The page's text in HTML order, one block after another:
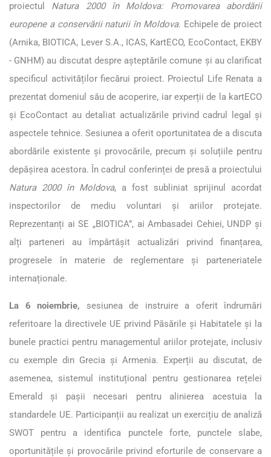
proiectul Natura 2000 în Moldova: Promovarea abordării
europene a conservării naturii în Moldova. Echipele de proiect
(Arnika, BIOTICA, Lever S.A., ICAS, KartECO, EcoContact, EKBY
- GNHM) au discutat despre așteptările comune și au clarificat
specificul activităților fiecărui proiect. Proiectul Life Renata a
prezentat domeniul său de acoperire, iar experții de la kartECO
și EcoContact au detaliat actualizările privind cadrul legal și
aspectele tehnice. Sesiunea a oferit oportunitatea de a discuta
abordările existente și provocările, precum și soluțiile pentru
depășirea acestora. În cadrul conferinței de presă a proiectului
Natura 2000 în Moldova, a fost subliniat sprijinul acordat
inspectorilor de mediu voluntari și ariilor protejate.
Reprezentanți ai SE „BIOTICA”, ai Ambasadei Cehiei, UNDP și
alți parteneri au împărtășit actualizări privind finanțarea,
progresele în materie de reglementare și parteneriatele
internaționale.
La 6 noiembrie, sesiunea de instruire a oferit îndrumări
referitoare la directivele UE privind Păsările și Habitatele și la
bunele practici pentru managementul ariilor protejate, inclusiv
cu exemple din Grecia și Armenia. Experții au discutat, de
asemenea, sistemul instituțional pentru gestionarea rețelei
Emerald și pașii necesari pentru alinierea acestuia la
standardele UE. Participanții au realizat un exercițiu de analiză
SWOT pentru a identifica punctele forte, punctele slabe,
oportunitățile și provocările privind eforturile de conservare a